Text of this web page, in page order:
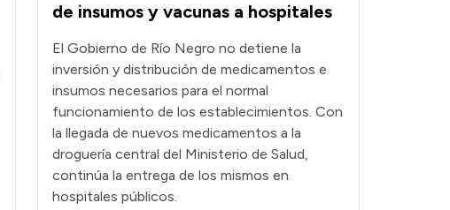
de insumos y vacunas a hospitales
El Gobierno de Río Negro no detiene la
inversión y distribución de medicamentos e
insumos necesarios para el normal
funcionamiento de los establecimientos. Con
la llegada de nuevos medicamentos a la
droguería central del Ministerio de Salud,
continúa la entrega de los mismos en
hospitales públicos.